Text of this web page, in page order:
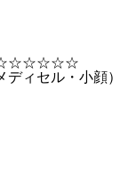
ディセル・小顔）